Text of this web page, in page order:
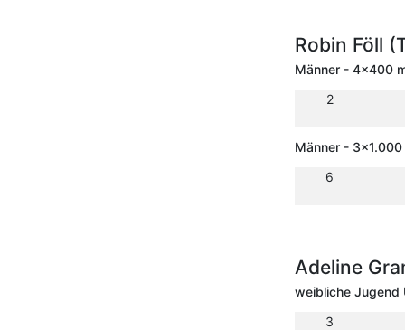
Robin Föll
Männer - 4x400
2
Männer -
6
Adeline
weibliche Jugend
3